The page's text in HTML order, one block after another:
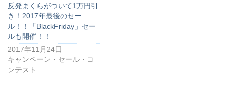
反発まくらがついて1万円引
き！2017年最後のセー
ル！！「BlackFriday」セー
ルも開催！！
2017年11月24日
キャンペーン・セール・コ
ンテスト